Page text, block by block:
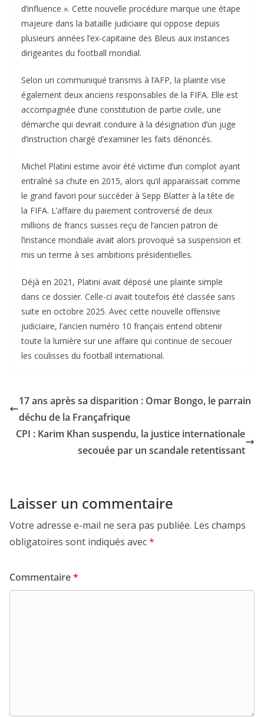
d’influence ». Cette nouvelle procédure marque une étape
majeure dans la bataille judiciaire qui oppose depuis
plusieurs années l’ex-capitaine des Bleus aux instances
dirigeantes du football mondial.
Selon un communiqué transmis à l’AFP, la plainte vise
également deux anciens responsables de la FIFA. Elle est
accompagnée d’une constitution de partie civile, une
démarche qui devrait conduire à la désignation d’un juge
d’instruction chargé d’examiner les faits dénoncés.
Michel Platini estime avoir été victime d’un complot ayant
entraîné sa chute en 2015, alors qu’il apparaissait comme
le grand favori pour succéder à Sepp Blatter à la tête de
la FIFA. L’affaire du paiement controversé de deux
millions de francs suisses reçu de l’ancien patron de
l’instance mondiale avait alors provoqué sa suspension et
mis un terme à ses ambitions présidentielles.
Déjà en 2021, Platini avait déposé une plainte simple
dans ce dossier. Celle-ci avait toutefois été classée sans
suite en octobre 2025. Avec cette nouvelle offensive
judiciaire, l’ancien numéro 10 français entend obtenir
toute la lumière sur une affaire qui continue de secouer
les coulisses du football international.
17 ans après sa disparition : Omar Bongo, le parrain
déchu de la Françafrique
CPI : Karim Khan suspendu, la justice internationale
secouée par un scandale retentissant
Laisser un commentaire
Votre adresse e-mail ne sera pas publiée. Les champs
obligatoires sont indiqués avec*
Commentaire*